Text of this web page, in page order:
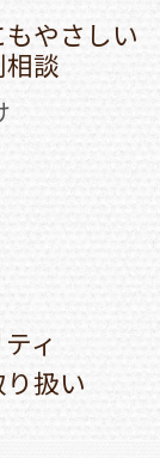
やさしい
談
ィ
扱い